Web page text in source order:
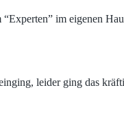
im eigenen
leider ging das